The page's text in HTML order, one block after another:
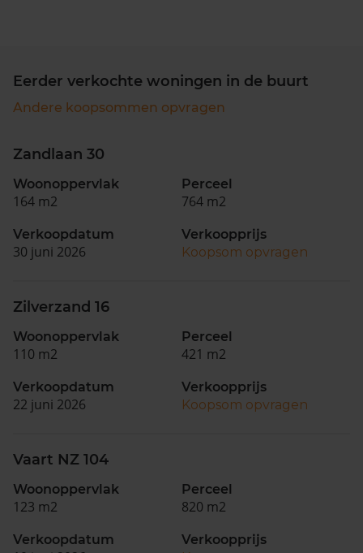
Eerder verkochte woningen in de buurt
Andere koopsommen opvragen
Zandlaan 30
Woonoppervlak
164 m2
Perceel
764 m2
Verkoopdatum
30 juni 2026
Verkoopprijs
Koopsom opvragen
Zilverzand 16
Woonoppervlak
110 m2
Perceel
421 m2
Verkoopdatum
22 juni 2026
Verkoopprijs
Koopsom opvragen
Vaart NZ 104
Woonoppervlak
123 m2
Perceel
820 m2
Verkoopdatum
Verkoopprijs